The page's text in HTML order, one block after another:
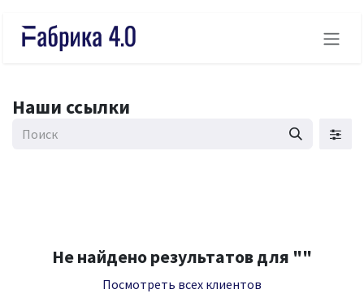
Наши ссылки
Не найдено результатов для ""
Посмотреть всех клиентов